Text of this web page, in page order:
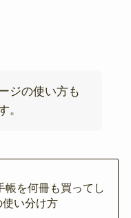
ジの使い方も
。
帳を何冊も買ってし
使い分け方